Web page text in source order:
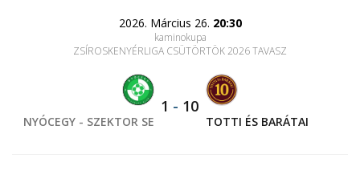
2026. Március 26. 20:30
kaminokupa
ZSÍROSKENYÉRLIGA CSÜTÖRTÖK 2026 TAVASZ
NYÓCEGY - SZEKTOR SE
1 - 10
TOTTI ÉS BARÁTAI